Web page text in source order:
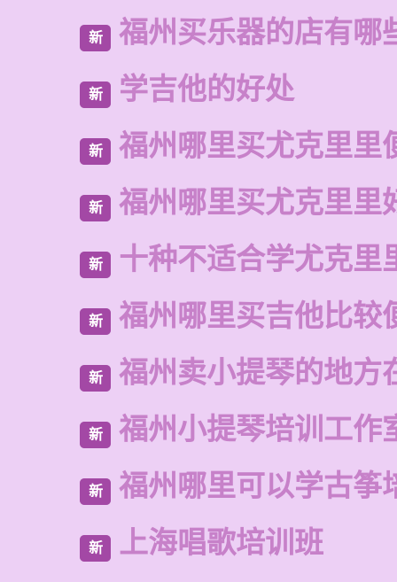
新 福州买乐器的店有哪
新 学吉他的好处
新 福州哪里买尤克里里
新 福州哪里买尤克里里
新 十种不适合学尤克里
新 福州哪里买吉他比较
新 福州卖小提琴的地方
新 福州小提琴培训工作
新 福州哪里可以学古筝
新 上海唱歌培训班